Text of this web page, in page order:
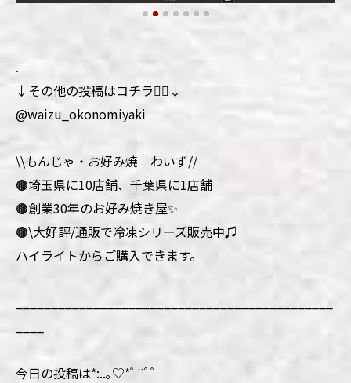
.
↓その他の投稿はコチラ💁‍♀️↓
@waizu_okonomiyaki
\\もんじゃ・お好み焼 わいず//
🟤埼玉県に10店舗、千葉県に1店舗
🟤創業30年のお好み焼き屋✨
🟤\大好評/通販で冷凍シリーズ販売中♫
ハイライトからご購入できます。
_____________________________________________
今日の投稿は*:..｡♡*ﾟ¨ﾟﾟ